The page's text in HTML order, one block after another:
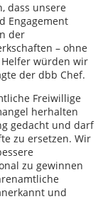
dass unsere
Engagement
der
– ohne
würden wir
der dbb Chef.
Freiwillige
herhalten
gedacht und darf
zu ersetzen. Wir
zu gewinnen
und